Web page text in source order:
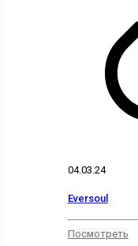
04.03.24
Eversoul
Посмотреть